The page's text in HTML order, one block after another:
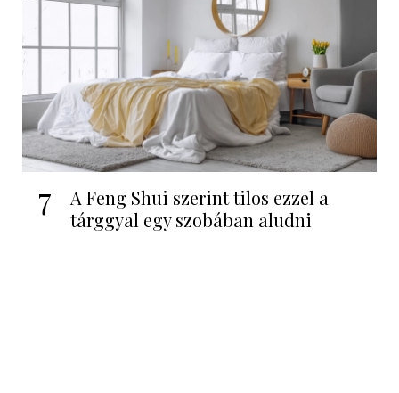
7
A Feng Shui szerint tilos ezzel a
tárggyal egy szobában aludni